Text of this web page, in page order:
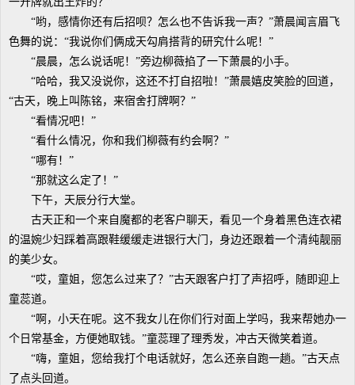
“哟，感情你还有后招呗？怎么也不告诉我一声？”萧晨闻言眉飞
色舞的说：“我说你们俩成天勾肩搭背的研究什么呢！”
“晨晨，怎么说话呢！”旁边柳薇掐了一下萧晨的小手。
“哈哈，我又没说你，这还不打自招啦！”萧晨嬉皮笑脸的回道，
“古天，晚上叫陈铭，来宿舍打牌啊？”
“看情况吧！”
“看什么情况，你和我们柳薇有约会啊？”
“哪有！”
“那就这么定了！”
下午，天辰分行大堂。
古天正和一个来自魔都的老客户聊天，看见一个身着黑色连衣裙
的温婉少妇踩着高跟鞋缓缓走进银行大门，身边还跟着一个清纯靓丽
的美少女。
“哎，童姐，您怎么过来了？”古天跟客户打了声招呼，随即迎上
童蕊道。
“啊，小天在呢。这不我女儿在你们行对面上学吗，我来帮她办一
个日常基金，方便她取钱。”童蕊理了理秀发，冲古天微笑着道。
“嗨，童姐，您给我打个电话就好，怎么还亲自跑一趟。”古天点
了点头回道。